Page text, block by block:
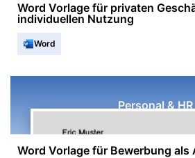
Word Vorlage für privaten
individuellen Nutzung
Word
Personal & HR
Word Vorlage für Bewerbung als